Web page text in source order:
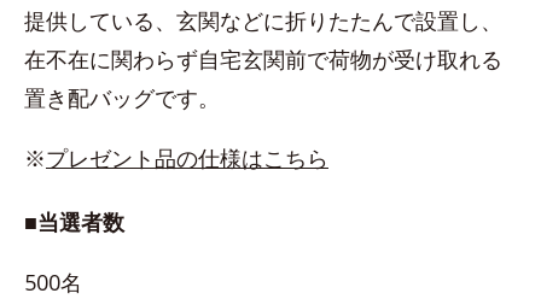
提供している、玄関などに折りたたんで設置し、
在不在に関わらず自宅玄関前で荷物が受け取れる
置き配バッグです。
※プレゼント品の仕様はこちら
■当選者数
500名